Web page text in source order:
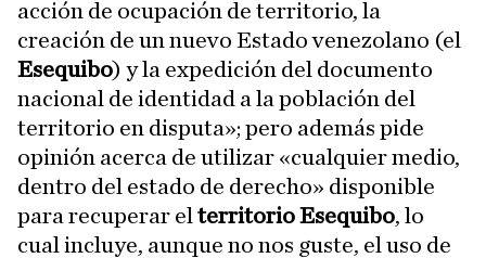
acción de ocupación de territorio, la
creación de un nuevo Estado venezolano (el
Esequibo) y la expedición del documento
nacional de identidad a la población del
territorio en disputa»; pero además pide
opinión acerca de utilizar «cualquier medio,
dentro del estado de derecho» disponible
para recuperar el territorio Esequibo, lo
cual incluye, aunque no nos guste, el uso de